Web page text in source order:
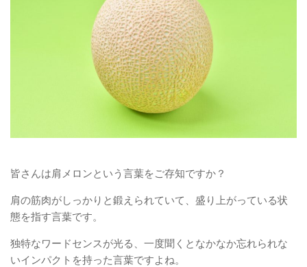
皆さんは肩メロンという言葉をご存知ですか？
肩の筋肉がしっかりと鍛えられていて、盛り上がっている状
態を指す言葉です。
独特なワードセンスが光る、 一度聞くとなかなか忘れられな
いインパクトを持った言葉ですよね。